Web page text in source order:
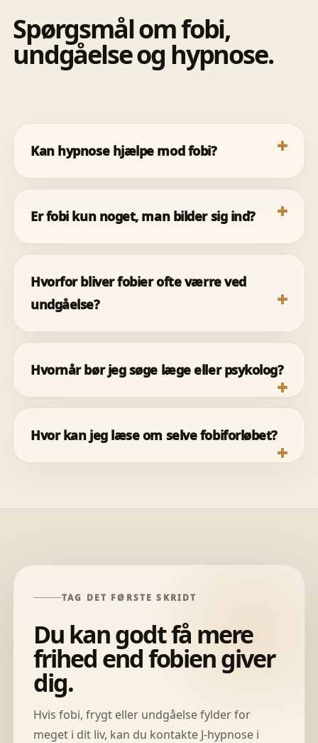
Spørgsmål om fobi,
undgåelse og hypnose.
Kan hypnose hjælpe mod fobi?
Er fobi kun noget, man bilder sig ind?
Hvorfor bliver fobier ofte værre ved
undgåelse?
Hvornår bør jeg søge læge eller psykolog?
Hvor kan jeg læse om selve fobiforløbet?
TAG DET FØRSTE SKRIDT
Du kan godt få mere
frihed end fobien giver
dig.
Hvis fobi, frygt eller undgåelse fylder for
meget i dit liv, kan du kontakte J-hypnose i